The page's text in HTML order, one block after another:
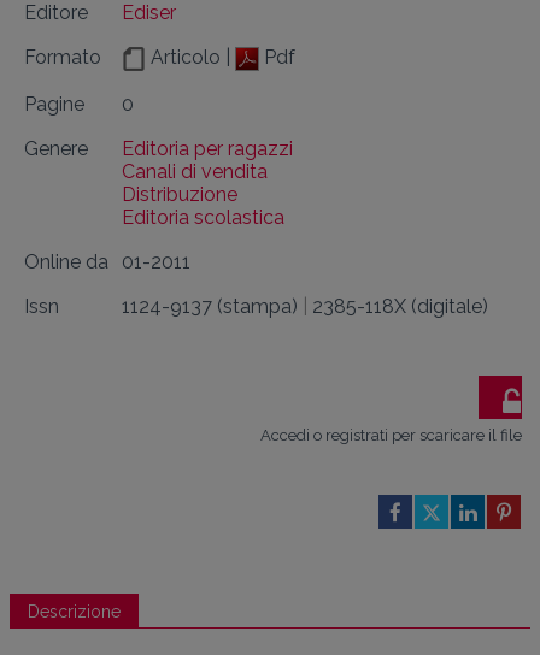
Editore
Ediser
Formato
Articolo | Pdf
Pagine
0
Genere
Editoria per ragazzi
Canali di vendita
Distribuzione
Editoria scolastica
Online da
01-2011
Issn
1124-9137 (stampa) 2385-118X (digitale)
Accedi o registrati per scaricare il file
Descrizione